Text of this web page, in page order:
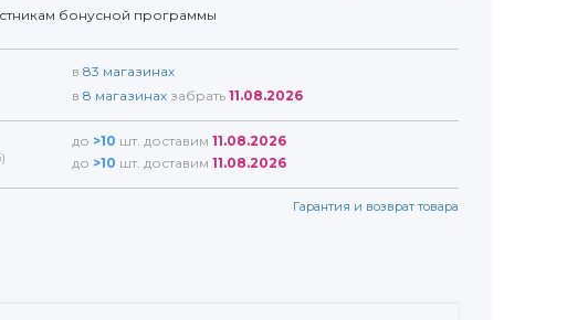
бонусной программы
в 83 магазинах
в 8 магазинах забрать 11.08.2026
до >10 шт. доставим 11.08.2026
до >10 шт. доставим 11.08.2026
Гарантия и возврат товара